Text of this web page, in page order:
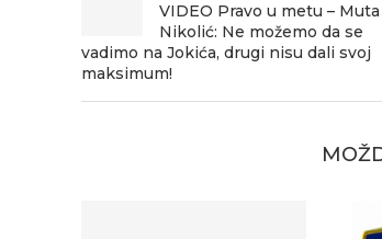
VIDEO Pravo u metu – Muta
Nikolić: Ne možemo da se
vadimo na Jokića, drugi nisu dali svoj
maksimum!